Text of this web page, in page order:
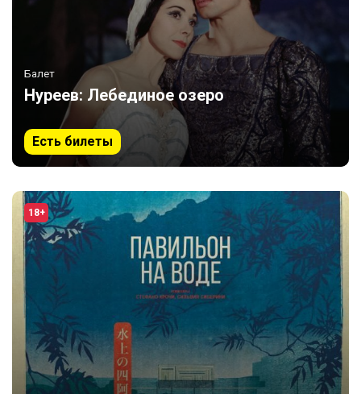
Балет
Нуреев: Лебединое озеро
Есть билеты
18+